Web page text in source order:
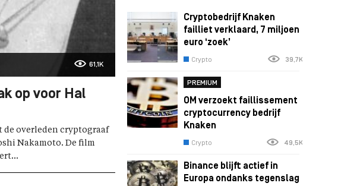
61,1K
op voor Hal
de overleden cryptograaf
Nakamoto. De film
Cryptobedrijf Knaken
failliet verklaard, 7 miljoen
euro ‘zoek’
Crypto 39,7K
PREMIUM
OM verzoekt faillissement
cryptocurrency bedrijf
Knaken
Crypto 49,5K
Binance blijft actief in
Europa ondanks tegenslag